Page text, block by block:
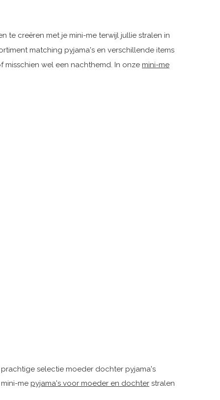
te creëren met je mini-me terwijl jullie stralen in
matching pyjama's en verschillende items
misschien wel een nachthemd. In onze mini-me
selectie moeder dochter pyjama's
me pyjama's voor moeder en dochter stralen